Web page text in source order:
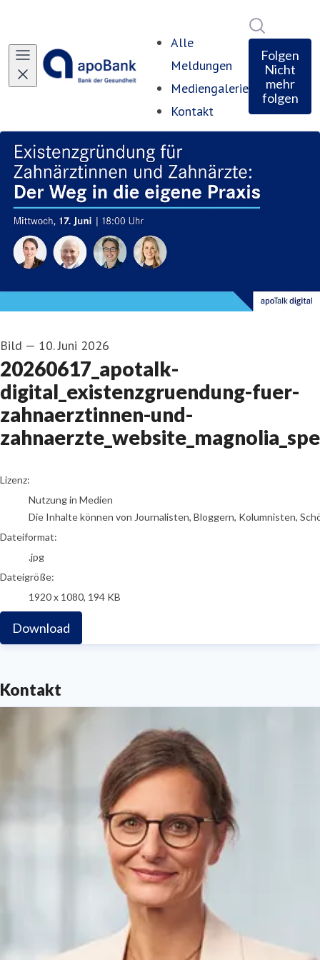
Alle
Meldungen
Mediengalerie
Kontakt
Folgen
Nicht
mehr
folgen
Bild — 10. Juni 2026
20260617_apotalk-
digital_existenzgruendung-fuer-
zahnaerztinnen-und-
go to media item
Lizenz:
Nutzung in Medien
Die Inhalte können von Journalisten, Bloggern, Kolumnisten,
Dateiformat:
.jpg
Dateigröße:
1920 x 1080, 194 KB
Download
Kontakt